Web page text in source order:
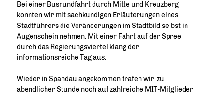
Bei einer Busrundfahrt durch Mitte und Kreuzberg
konnten wir mit sachkundigen Erläuterungen eines
Stadtführers die Veränderungen im Stadtbild selbst in
Augenschein nehmen. Mit einer Fahrt auf der Spree
durch das Regierungsviertel klang der
informationsreiche Tag aus.
Wieder in Spandau angekommen trafen wir zu
abendlicher Stunde noch auf zahlreiche MIT-Mitglieder